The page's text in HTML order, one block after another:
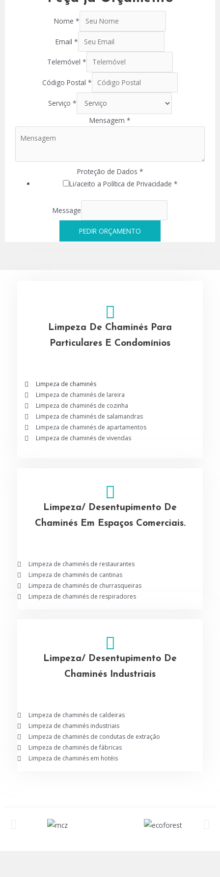
Nome*
Email*
Telemóvel*
Código Postal *
Serviço*
Mensagem *
Proteção de Dados *
Li/aceito a Política de Privacidade *
Message
PEDIR ORÇAMENTO
Limpeza De Chaminés Para
Particulares E Condomínios
Limpeza de chaminés
Limpeza de chaminés de lareira
Limpeza de chaminés de cozinha
Limpeza de chaminés de salamandras
Limpeza de chaminés de apartamentos
Limpeza de chaminés de vivendas
Limpeza/ Desentupimento De
Chaminés Em Espaços Comerciais.
Limpeza de chaminés de restaurantes
Limpeza de chaminés de cantinas
Limpeza de chaminés de churrasqueiras
Limpeza de chaminés de respiradores
Limpeza/ Desentupimento De
Chaminés Industriais
Limpeza de chaminés de caldeiras
Limpeza de chaminés industriais
Limpeza de chaminés de condutas de extração
Limpeza de chaminés de fábricas
Limpeza de chaminés em hotéis